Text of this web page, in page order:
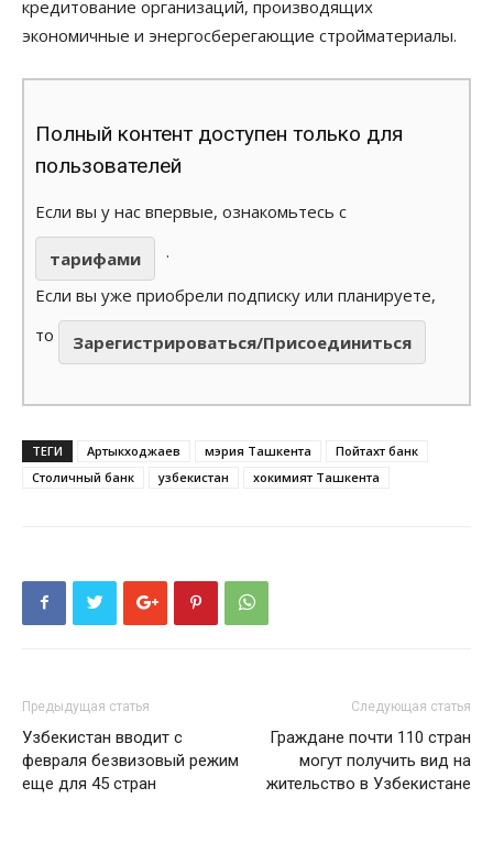
кредитование организаций, производящих
экономичные и энергосберегающие стройматериалы.
Полный контент доступен только для
пользователей
Если вы у нас впервые, ознакомьтесь с
тарифами
.
Если вы уже приобрели подписку или планируете,
то
Зарегистрироваться/Присоединиться
ТЕГИ Артыкходжаев мэрия Ташкента
Пойтахт банк
Столичный банк
узбекистан хокимият Ташкента
Предыдущая статья
Узбекистан вводит с
февраля безвизовый режим
еще для 45 стран
Следующая статья
Граждане почти 110 стран
могут получить вид на
жительство в Узбекистане